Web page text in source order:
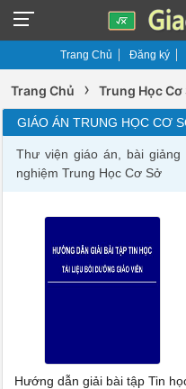
Trang Chủ Đăng ký
Trang Chủ › Trung Học Cơ
GIÁO ÁN TRUNG HỌC CƠ
Thư viện giáo án, bài
nghiệm Trung Học Cơ Sở
Hướng dẫn giải bài tập Tin